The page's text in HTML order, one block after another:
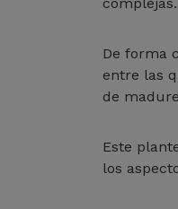
De forma
entre las
de
Este
los